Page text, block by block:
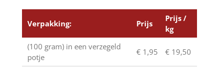
Verpakking: Prijs
Prijs /
kg
(100 gram) in een verzegeld
potje
€ 1,95 € 19,50